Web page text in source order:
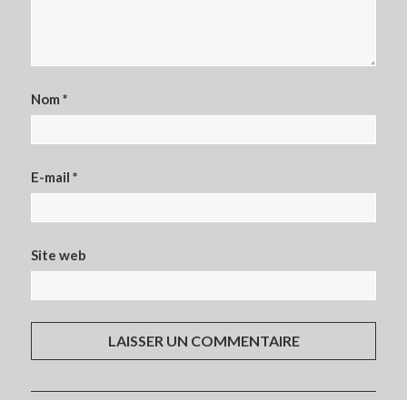
Nom*
E-mail*
Site web